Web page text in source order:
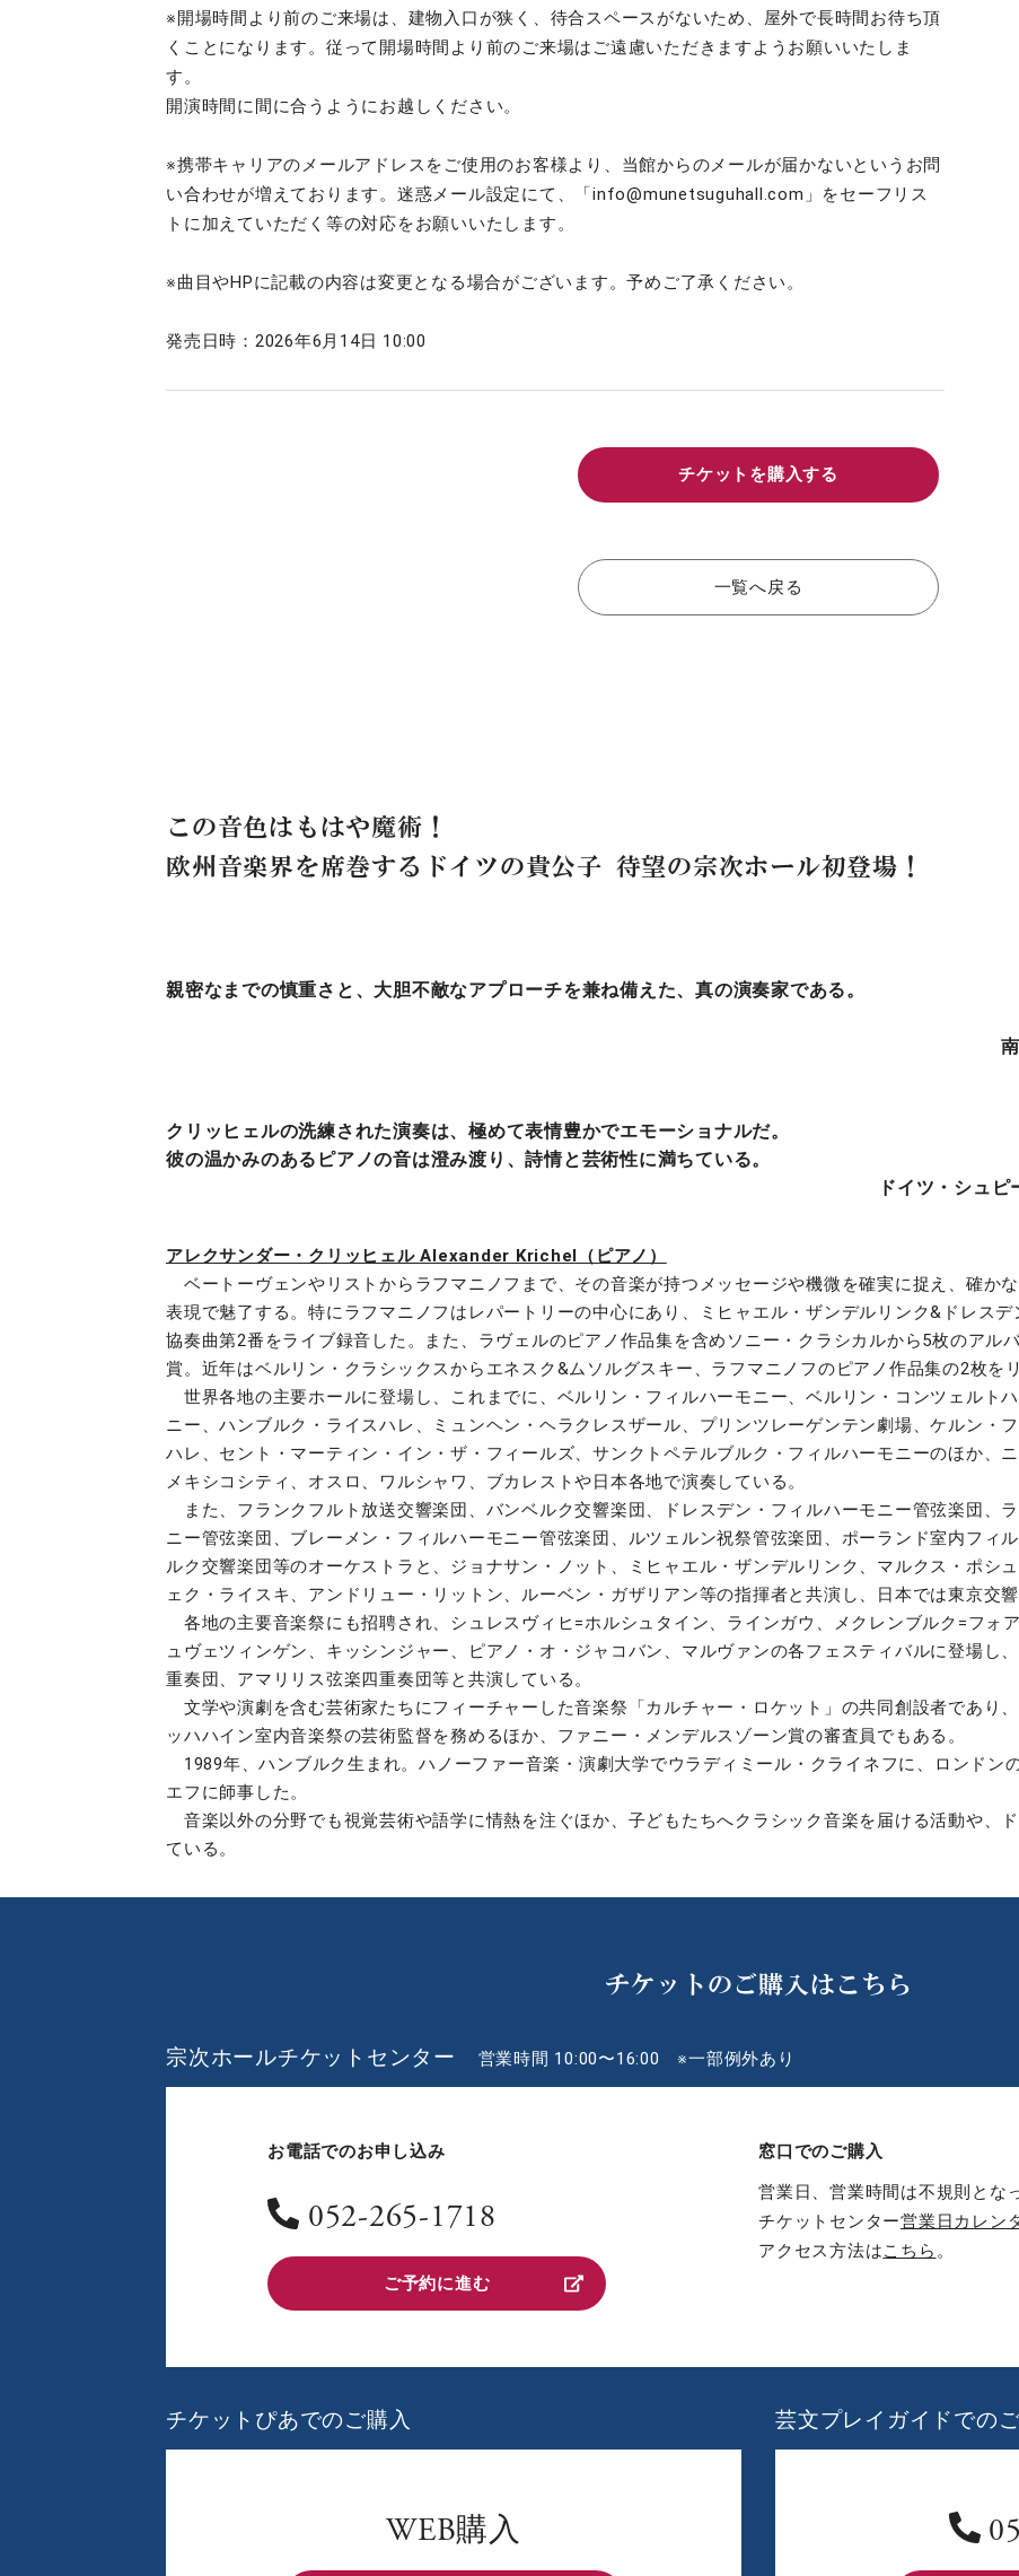
※開場時間より前のご来場は、建物入口が狭く、待合スペースがないため、屋外で長時間お待ち頂
くことになります。従って開場時間より前のご来場はご遠慮いただきますようお願いいたしま
す。
開演時間に間に合うようにお越しください。
※携帯キャリアのメールアドレスをご使用のお客様より、当館からのメールが届かないというお問
い合わせが増えております。迷惑メール設定にて、「info@munetsuguhall.com」をセーフリス
トに加えていただく等の対応をお願いいたします。
※曲目やHPに記載の内容は変更となる場合がございます。予めご了承ください。
発売日時：2026年6月14日 10:00
チケットを購入する
一覧へ戻る
この音色はもはや魔術！
欧州音楽界を席巻するドイツの貴公子 待望の宗次ホール初登場！
親密なまでの慎重さと、大胆不敵なアプローチを兼ね備えた、真の演奏家である。
クリッヒェルの洗練された演奏は、極めて表情豊かでエモーショナルだ。
彼の温かみのあるピアノの音は澄み渡り、詩情と芸術性に満ちている。
ドイツ・シュ
アレクサンダー・クリッヒェル Alexander Krichel（ピアノ）
ベートーヴェンやリストからラフマニノフまで、その音楽が持つメッセージや機微を確実に捉え、確か
表現で魅了する。特にラフマニノフはレパートリーの中心にあり、ミヒャエル・ザンデルリンク&ドレス
協奏曲第2番をライブ録音した。また、ラヴェルのピアノ作品集を含めソニー・クラシカルから5枚のアル
賞。近年はベルリン・クラシックスからエネスク&ムソルグスキー、ラフマニノフのピアノ作品集の2枚を
世界各地の主要ホールに登場し、これまでに、ベルリン・フィルハーモニー、ベルリン・コンツェルト
ニー、ハンブルク・ライスハレ、ミュンヘン・ヘラクレスザール、プリンツレーゲンテン劇場、ケルン・
ハレ、セント・マーティン・イン・ザ・フィールズ、サンクトペテルブルク・フィルハーモニーのほか、
メキシコシティ、オスロ、ワルシャワ、ブカレストや日本各地で演奏している。
また、フランクフルト放送交響楽団、バンベルク交響楽団、ドレスデン・フィルハーモニー管弦楽団、
ニー管弦楽団、ブレーメン・フィルハーモニー管弦楽団、ルツェルン祝祭管弦楽団、ポーランド室内フィ
ルク交響楽団等のオーケストラと、ジョナサン・ノット、ミヒャエル・ザンデルリンク、マルクス・ポシ
ェク・ライスキ、アンドリュー・リットン、ルーベン・ガザリアン等の指揮者と共演し、日本では東京交
各地の主要音楽祭にも招聘され、シュレスヴィヒ=ホルシュタイン、ラインガウ、メクレンブルク=フォ
ュヴェツィンゲン、キッシンジャー、ピアノ・オ・ジャコバン、マルヴァンの各フェスティバルに登場し
重奏団、アマリリス弦楽四重奏団等と共演している。
文学や演劇を含む芸術家たちにフィーチャーした音楽祭「カルチャー・ロケット」の共同創設者であり
ッハハイン室内音楽祭の芸術監督を務めるほか、ファニー・メンデルスゾーン賞の審査員でもある。
1989年、ハンブルク生まれ。ハノーファー音楽・演劇大学でウラディミール・クライネフに、ロンドン
エフに師事した。
音楽以外の分野でも視覚芸術や語学に情熱を注ぐほか、子どもたちへクラシック音楽を届ける活動や、
ている。
チケットのご購入はこちら
宗次ホールチケットセンター 営業時間 10:00〜16:00 ※一部例外あり
お電話でのお申し込み
052-265-1718
ご予約に進む
窓口でのご購入
営業日、営業時間は不規則とな
チケットセンター営業日カレン
アクセス方法はこちら 。
チケットぴあでのご購入
WEB購入
芸文プレイガイドでの